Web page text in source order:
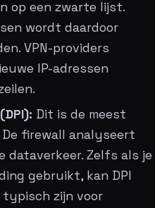
op een zwarte lijst.
wordt daardoor
VPN-providers
IP-adressen
Dit is de meest
firewall analyseert
dataverkeer. Zelfs als je
gebruikt, kan DPI
typisch zijn voor